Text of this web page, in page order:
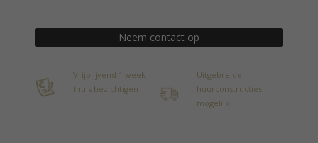
Neem contact op
Vrijblijvend 1 week
thuis bezichtigen
Uitgebreide
huurconstructies
mogelijk